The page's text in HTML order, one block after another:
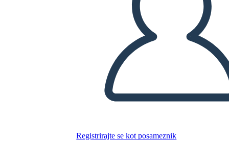
Registrirajte se kot posameznik